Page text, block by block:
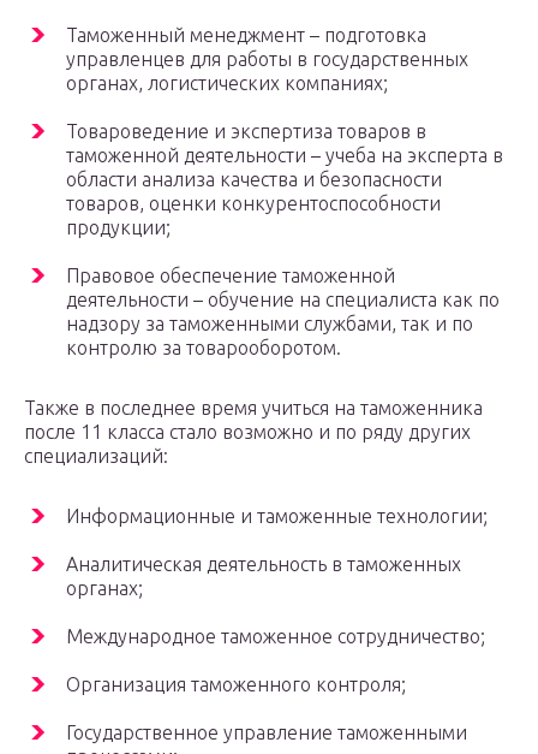
Таможенный менеджмент – подготовка
управленцев для работы в государственных
органах, логистических компаниях;
Товароведение и экспертиза товаров в
таможенной деятельности – учеба на эксперта в
области анализа качества и безопасности
товаров, оценки конкурентоспособности
продукции;
Правовое обеспечение таможенной
деятельности – обучение на специалиста как по
надзору за таможенными службами, так и по
контролю за товарооборотом.
Также в последнее время учиться на таможенника
после 11 класса стало возможно и по ряду других
специализаций:
Информационные и таможенные технологии;
Аналитическая деятельность в таможенных
органах;
Международное таможенное сотрудничество;
Организация таможенного контроля;
Государственное управление таможенными